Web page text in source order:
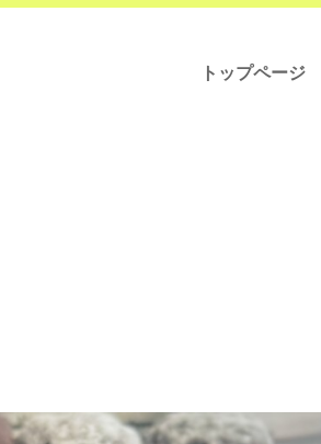
トップページ